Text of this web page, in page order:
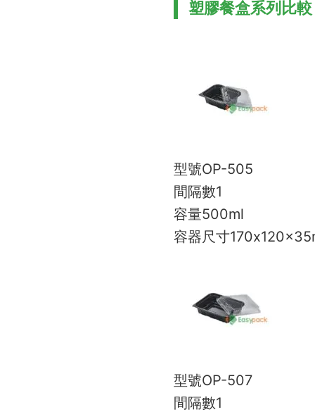
塑膠餐盒系列比較
型號OP-505
間隔數1
容量500ml
容器尺寸
型號OP-507
間隔數1